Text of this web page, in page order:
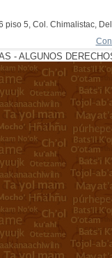
piso 5, Col. Chimalistac,
- ALGUNOS